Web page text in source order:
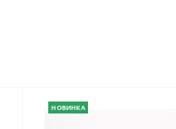
НОВИНКА